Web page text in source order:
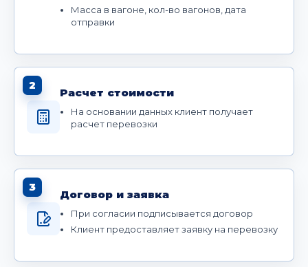
Масса в вагоне, кол-во вагонов, дата
отправки
2
Расчет стоимости
На основании данных клиент получает
расчет перевозки
3
Договор и заявка
При согласии подписывается договор
Клиент предоставляет заявку на перевозку